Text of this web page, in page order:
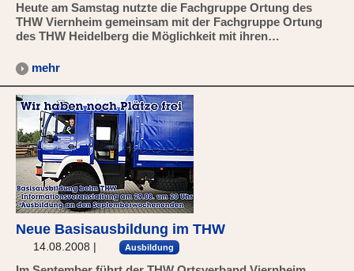
Heute am Samstag nutzte die Fachgruppe Ortung des
THW Viernheim gemeinsam mit der Fachgruppe Ortung
des THW Heidelberg die Möglichkeit mit ihren…
mehr
Neue Basisausbildung im THW
14.08.2008 | Ausbildung